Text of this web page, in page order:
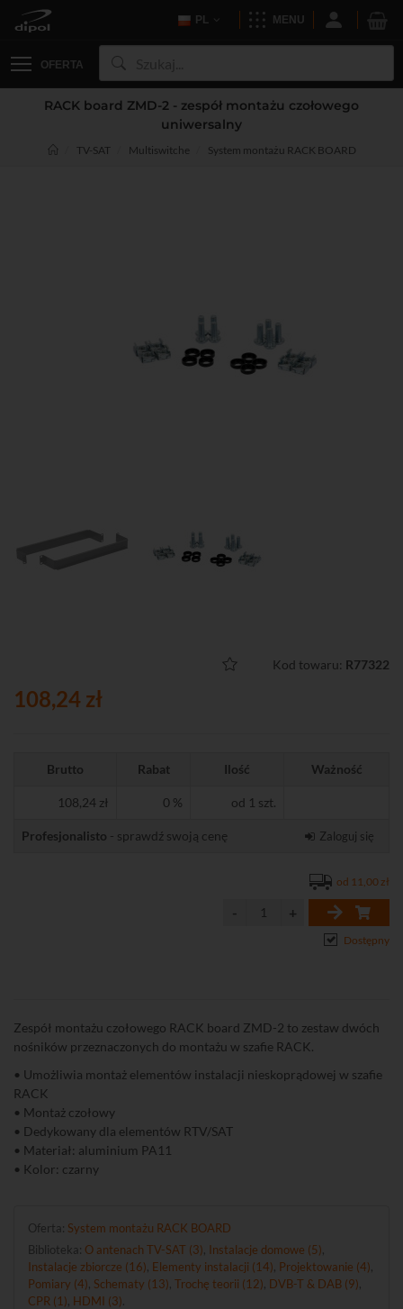
PL MENU
OFERTA
RACK board ZMD-2 - zespół montażu czołowego
uniwersalny
TV-SAT Multiswitche System montażu RACK BOARD
Kod towaru: R77322
108,24 zł
Brutto Rabat Ilość Ważność
108,24 zł 0 % od 1 szt.
Profesjonalisto - sprawdź swoją cenę Zaloguj się
od 11,00 zł
Dostępny
Zespół montażu czołowego RACK board ZMD-2 to zestaw dwóch
nośników przeznaczonych do montażu w szafie RACK.
• Umożliwia montaż elementów instalacji nieskoprądowej w szafie
RACK
• Montaż czołowy
• Dedykowany dla elementów RTV/SAT
• Materiał: aluminium PA11
• Kolor: czarny
Oferta: System montażu RACK BOARD
Biblioteka: O antenach TV-SAT (3) Instalacje domowe (5)
Instalacje zbiorcze (16) Elementy instalacji (14) Projektowanie (4)
Pomiary (4) Schematy (13) Trochę teorii (12) DVB-T & DAB (9)
CPR (1) HDMI (3)